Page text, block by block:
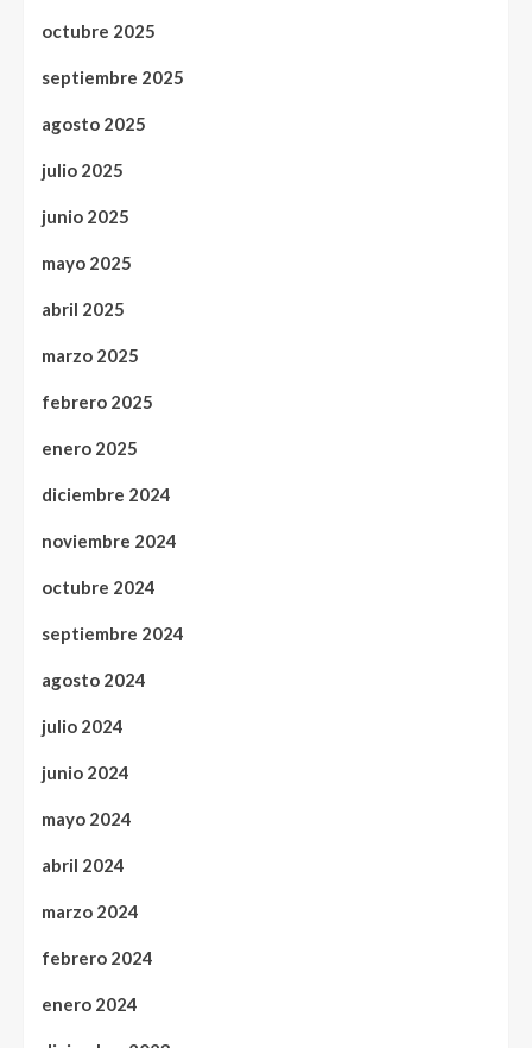
octubre 2025
septiembre 2025
agosto 2025
julio 2025
junio 2025
mayo 2025
abril 2025
marzo 2025
febrero 2025
enero 2025
diciembre 2024
noviembre 2024
octubre 2024
septiembre 2024
agosto 2024
julio 2024
junio 2024
mayo 2024
abril 2024
marzo 2024
febrero 2024
enero 2024